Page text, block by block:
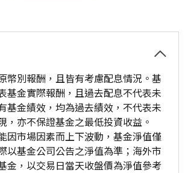
幣別報酬，且皆有考慮配息情況。基
基金實際報酬，且過去配息不代表未
基金績效，均為過去績效，不代表未
，亦不保證基金之最低投資收益。
因市場因素而上下波動，基金淨值僅
以基金公司公告之淨值為準；海外市
金，以交易日當天收盤價為淨值參考